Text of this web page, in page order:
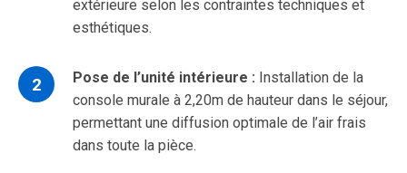
extérieure selon les contraintes techniques et
esthétiques.
Pose de l’unité intérieure : Installation de la
console murale à 2,20m de hauteur dans le séjour,
permettant une diffusion optimale de l’air frais
dans toute la pièce.